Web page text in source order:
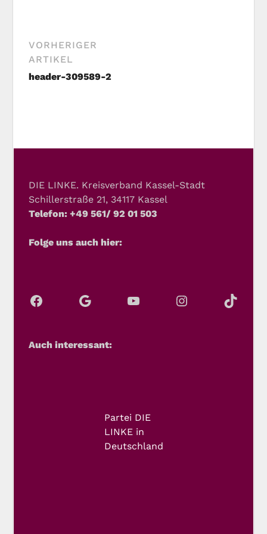
VORHERIGER
ARTIKEL
header-309589-2
DIE LINKE. Kreisverband Kassel-Stadt
Schillerstraße 21, 34117 Kassel
Telefon: +49 561/ 92 01 503
Folge uns auch hier:
Auch interessant:
Partei DIE
LINKE in
Deutschland